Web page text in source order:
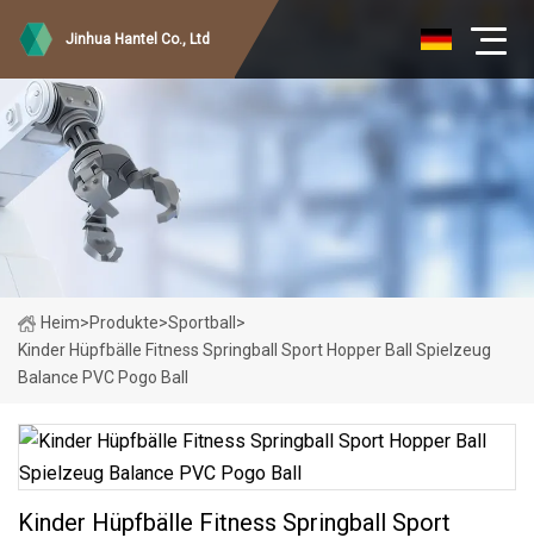
Jinhua Hantel Co., Ltd
Heim>Produkte>Sportball >
Kinder Hüpfbälle Fitness Springball Sport Hopper Ball Spielzeug
Balance PVC Pogo Ball
Kinder Hüpfbälle Fitness Springball Sport